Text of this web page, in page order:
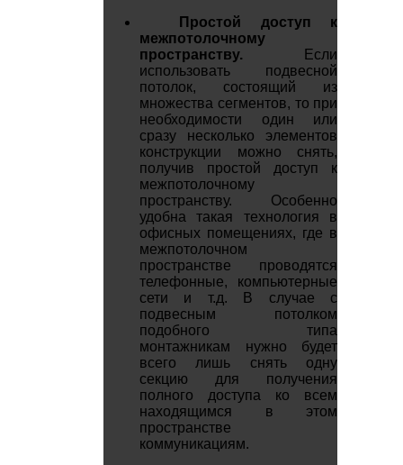
Простой доступ к
межпотолочному
пространству. Если
использовать подвесной
потолок, состоящий из
множества сегментов, то при
необходимости один или
сразу несколько элементов
конструкции можно снять,
получив простой доступ к
межпотолочному
пространству. Особенно
удобна такая технология в
офисных помещениях, где в
межпотолочном
пространстве проводятся
телефонные, компьютерные
сети и т.д. В случае с
подвесным потолком
подобного типа
монтажникам нужно будет
всего лишь снять одну
секцию для получения
полного доступа ко всем
находящимся в этом
пространстве
коммуникациям.